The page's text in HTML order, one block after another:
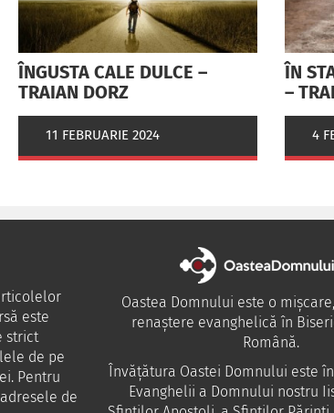
ÎNGUSTA CALE DULCE –
TRAIAN DORZ
11 FEBRUARIE 2024
ÎN
–
4
este
strict
de pe
Pentru
de
Oastea Domnului este o
renaștere evanghelică în
Română.
Învăţătura Oastei Domnului este
Evanghelii a Domnului nostru